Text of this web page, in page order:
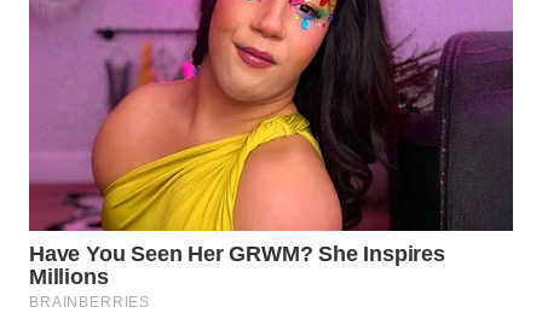
WAHANA
ADVOKAT
WAHANA
INFRASTRUKTUR
WAHANA
KONSUMEN
WAHANA
LISTRIK